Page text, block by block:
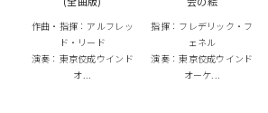
作曲・指揮：アルフレッ
ド・リード
演奏：東京佼成ウインド
オ...
指揮：フレデリック・フ
ェネル
演奏：東京佼成ウインド
オーケ...